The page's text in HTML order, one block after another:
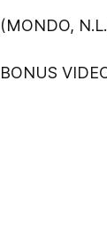
(MONDO,
BONUS